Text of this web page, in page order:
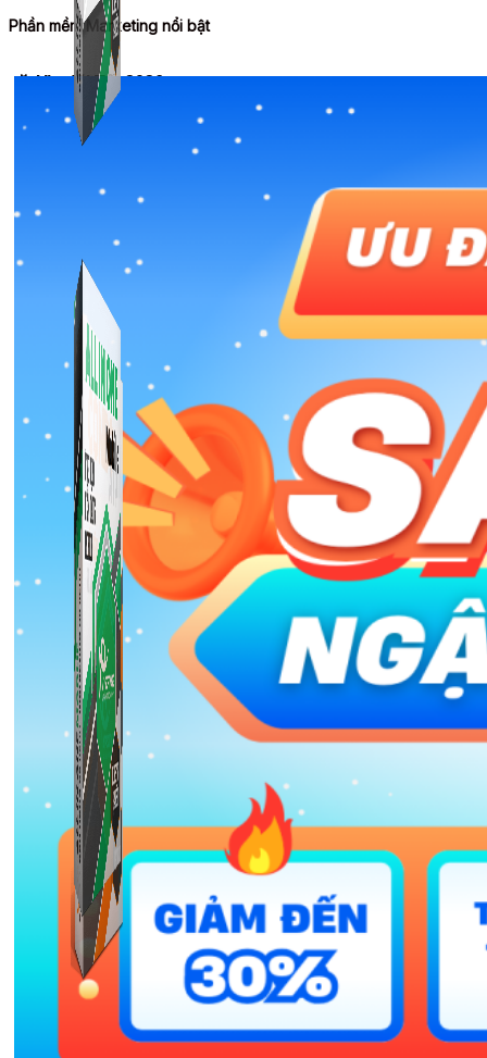
Combo ATP Mobile
Combo phần mềm mềm Marketing dành cho điện
thoại.
Combo ATP
Simple Replay
Shopee, Lazada, Tiktokshop
Phần mềm Marketing nổi bật
🎉 Ưu đãi Tết 2026